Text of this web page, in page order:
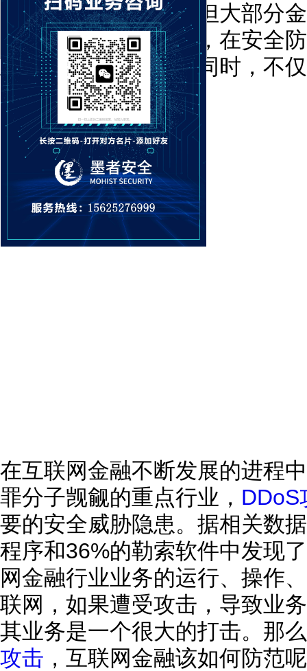
睐，提升用户体验。但大部分
时，重在业务的发展，在安全
业在不断推广自己的同时，不
暗处的黑客们。
在互联网金融不断发展的进程
罪分子觊觎的重点行业， DDoS
要的安全威胁隐患。据相关数
程序和36%的勒索软件中发现
网金融行业业务的运行、操作
联网，如果遭受攻击，导致业
其业务是一个很大的打击。那
攻击 ，互联网金融该如何防范